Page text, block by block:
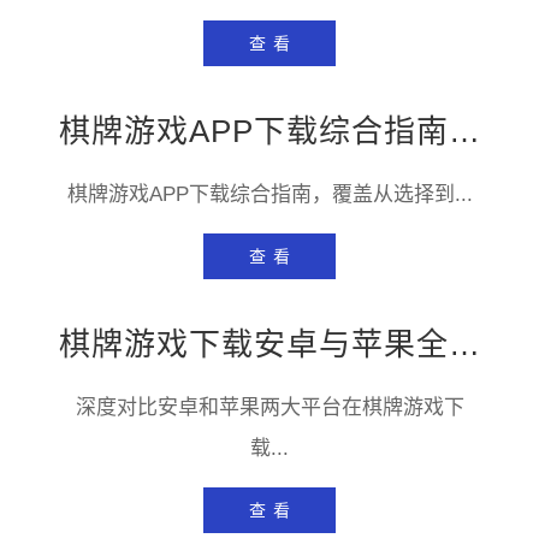
查 看
棋牌游戏APP下载综合指南：从选到装全流程
棋牌游戏APP下载综合指南，覆盖从选择到...
查 看
棋牌游戏下载安卓与苹果全面对比——哪个平台更适合你？
深度对比安卓和苹果两大平台在棋牌游戏下
载...
查 看